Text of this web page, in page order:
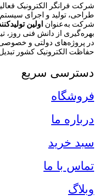
طراحی، تولید و اجرای
شرکت به‌عنوان اولین
بهره‌گیری از دانش فنی
در پروژه‌های دولتی و
حفاظت الکترونیک کشور
دسترسی سریع
فروشگاه
درباره ما
سبد خرید
تماس با ما
وبلاگ